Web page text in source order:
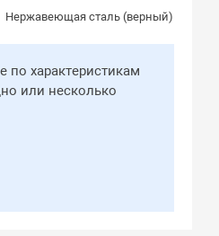
Нержавеющая сталь (верный)
по характеристикам
или несколько